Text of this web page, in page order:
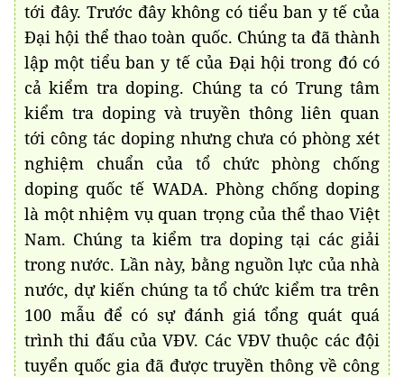
tới đây. Trước đây không có tiểu ban y tế của
Đại hội thể thao toàn quốc. Chúng ta đã thành
lập một tiểu ban y tế của Đại hội trong đó có
cả kiểm tra doping. Chúng ta có Trung tâm
kiểm tra doping và truyền thông liên quan
tới công tác doping nhưng chưa có phòng xét
nghiệm chuẩn của tổ chức phòng chống
doping quốc tế WADA. Phòng chống doping
là một nhiệm vụ quan trọng của thể thao Việt
Nam. Chúng ta kiểm tra doping tại các giải
trong nước. Lần này, bằng nguồn lực của nhà
nước, dự kiến chúng ta tổ chức kiểm tra trên
100 mẫu để có sự đánh giá tổng quát quá
trình thi đấu của VĐV. Các VĐV thuộc các đội
tuyển quốc gia đã được truyền thông về công